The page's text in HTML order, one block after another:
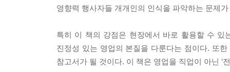
자기주도 학습에서 명민함이 나온다
2 감정 조절 역량 끌어올리기
3 머리 좋고 똑똑한 사람들에 대한 오해
4 강의나 발표를 잘하려면 어떻게 해야 할까?
영향력 행사자들 개개인의 인식을 파악하는 문제
특히 이 책의 강점은 현장에서 바로 활용할 수 있
진정성 있는 영업의 본질을 다룬다는 점이다. 또
참고서가 될 것이다. 이 책은 영업을 직업이 아닌 ‘